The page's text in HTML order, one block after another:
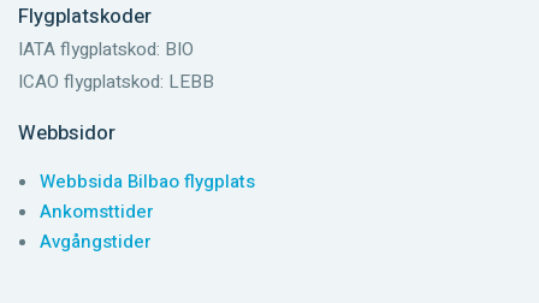
Flygplatskoder
IATA flygplatskod: BIO
ICAO flygplatskod: LEBB
Webbsidor
Webbsida Bilbao flygplats
Ankomsttider
Avgångstider